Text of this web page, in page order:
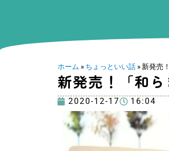
ホーム » ちょっといい話 » 新発売
新発売！「和
2020-12-17 16:04